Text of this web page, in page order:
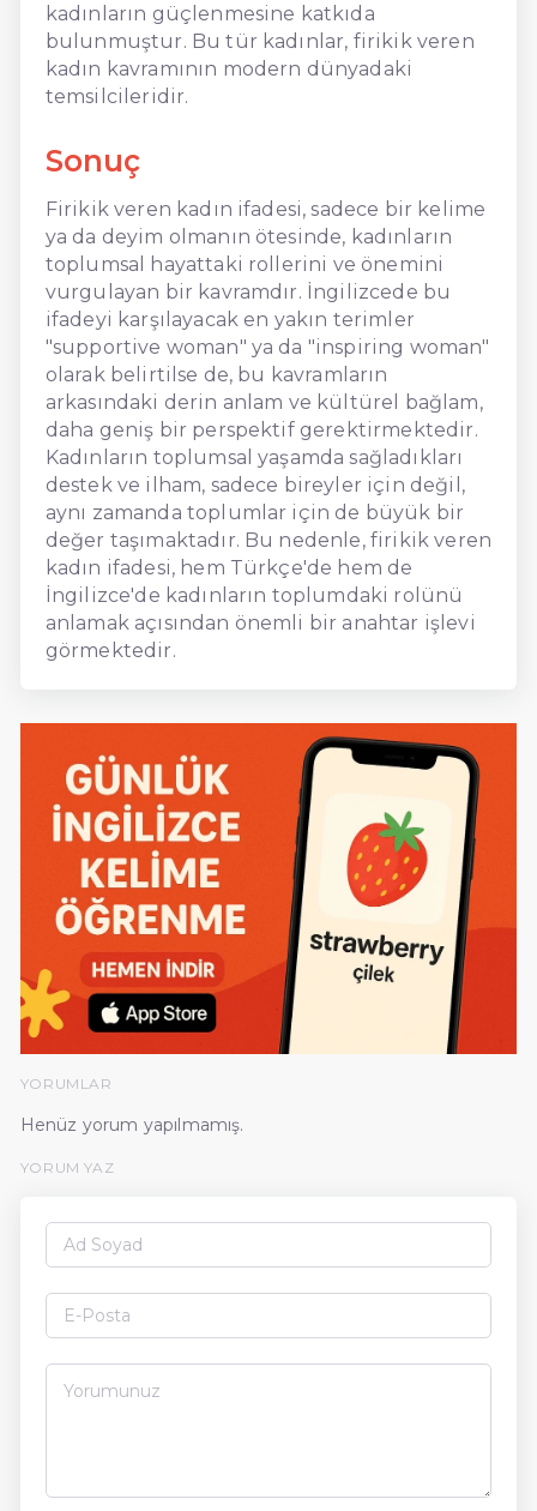
kadınların güçlenmesine katkıda
bulunmuştur. Bu tür kadınlar, firikik veren
kadın kavramının modern dünyadaki
temsilcileridir.
Sonuç
Firikik veren kadın ifadesi, sadece bir kelime
ya da deyim olmanın ötesinde, kadınların
toplumsal hayattaki rollerini ve önemini
vurgulayan bir kavramdır. İngilizcede bu
ifadeyi karşılayacak en yakın terimler
"supportive woman" ya da "inspiring woman"
olarak belirtilse de, bu kavramların
arkasındaki derin anlam ve kültürel bağlam,
daha geniş bir perspektif gerektirmektedir.
Kadınların toplumsal yaşamda sağladıkları
destek ve ilham, sadece bireyler için değil,
aynı zamanda toplumlar için de büyük bir
değer taşımaktadır. Bu nedenle, firikik veren
kadın ifadesi, hem Türkçe'de hem de
İngilizce'de kadınların toplumdaki rolünü
anlamak açısından önemli bir anahtar işlevi
görmektedir.
YORUMLAR
Henüz yorum yapılmamış.
YORUM YAZ